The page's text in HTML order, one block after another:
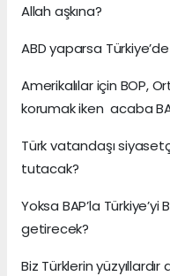
Allah aşkına?
ABD yaparsa
Amerikalılar için BOP,
korumak iken acaba
Türk vatandaşı
tutacak?
Yoksa BAP’la Türkiye’yi
getirecek?
Biz Türklerin